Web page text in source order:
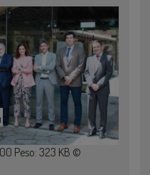
Peso: 323 KB ©